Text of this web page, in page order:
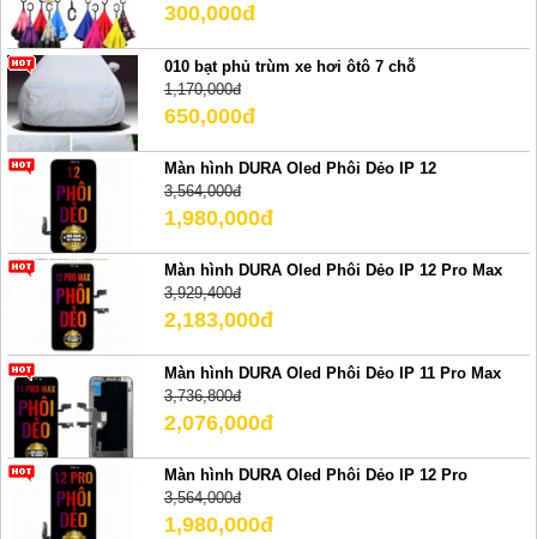
300,000đ
010 bạt phủ trùm xe hơi ôtô 7 chỗ
1,170,000đ
650,000đ
Màn hình DURA Oled Phôi Dẻo IP 12
3,564,000đ
1,980,000đ
Màn hình DURA Oled Phôi Dẻo IP 12 Pro Max
3,929,400đ
2,183,000đ
Màn hình DURA Oled Phôi Dẻo IP 11 Pro Max
3,736,800đ
2,076,000đ
Màn hình DURA Oled Phôi Dẻo IP 12 Pro
3,564,000đ
1,980,000đ